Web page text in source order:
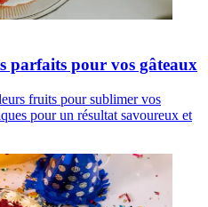
parfaits pour vos gâteaux
fruits pour sublimer vos
pour un résultat savoureux et